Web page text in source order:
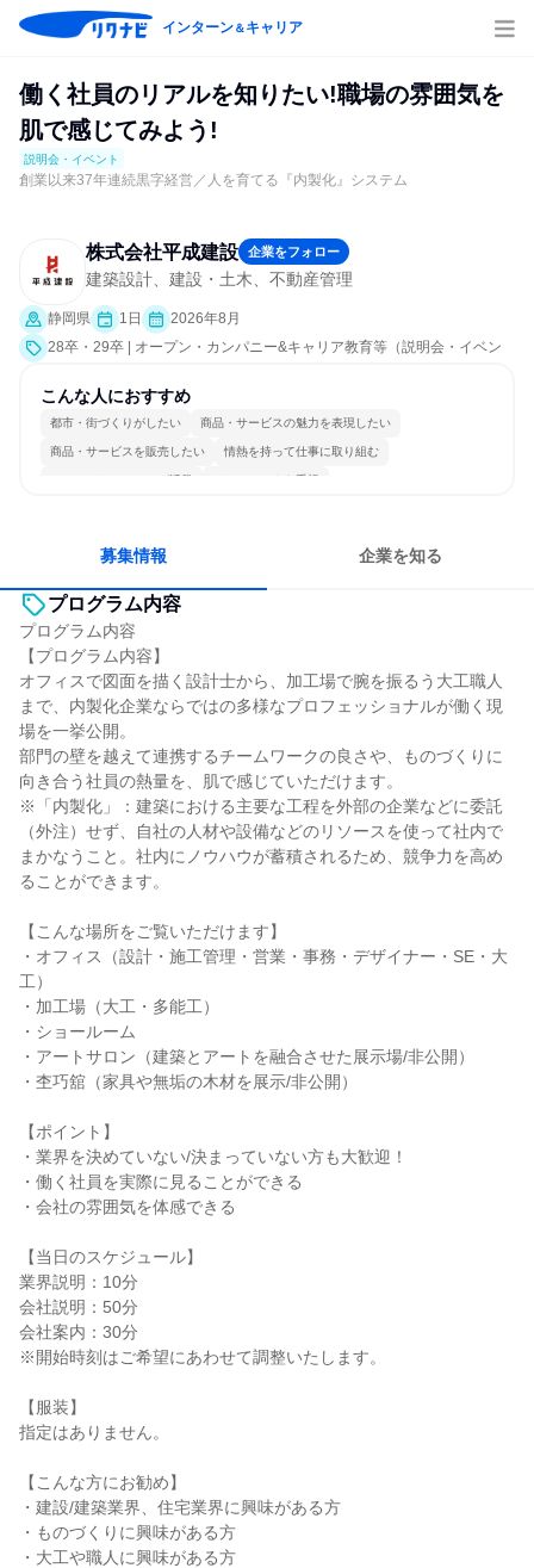
インターン＆キャリア
働く社員のリアルを知りたい!職場の雰囲気を
肌で感じてみよう!
説明会・イベント
創業以来37年連続黒字経営／人を育てる『内製化』システム
株式会社平成建設 企業をフォロー
建築設計、建設・土木、不動産管理
静岡県 1日
2026年8月
28卒・29卒 | オープン・カンパニー&キャリア教育等（説明会・イベン
こんな人におすすめ
都市・街づくりがしたい 商品・サービスの魅力を表現したい
商品・サービスを販売したい 情熱を持って仕事に取り組む
コミュニケーションが活発 チームワークを重視
募集情報 企業を知る
プログラム内容
プログラム内容
【プログラム内容】
オフィスで図面を描く設計士から、加工場で腕を振るう大工職人
まで、内製化企業ならではの多様なプロフェッショナルが働く現
場を一挙公開。
部門の壁を越えて連携するチームワークの良さや、ものづくりに
向き合う社員の熱量を、肌で感じていただけます。
※「内製化」：建築における主要な工程を外部の企業などに委託
（外注）せず、自社の人材や設備などのリソースを使って社内で
まかなうこと。社内にノウハウが蓄積されるため、競争力を高め
ることができます。
【こんな場所をご覧いただけます】
・オフィス（設計・施工管理・営業・事務・デザイナー・SE・大
工）
・加工場（大工・多能工）
・ショールーム
・アートサロン（建築とアートを融合させた展示場/非公開）
・杢巧舘（家具や無垢の木材を展示/非公開）
【ポイント】
・業界を決めていない/決まっていない方も大歓迎！
・働く社員を実際に見ることができる
・会社の雰囲気を体感できる
【当日のスケジュール】
業界説明：10分
会社説明：50分
会社案内：30分
※開始時刻はご希望にあわせて調整いたします。
【服装】
指定はありません。
【こんな方にお勧め】
・建設/建築業界、住宅業界に興味がある方
・ものづくりに興味がある方
・大工や職人に興味がある方